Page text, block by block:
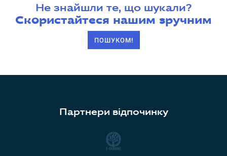
Не знайшли те, що шукали?
Скористайтеся нашим зручним
ПОШУКОМ!
Партнери відпочинку